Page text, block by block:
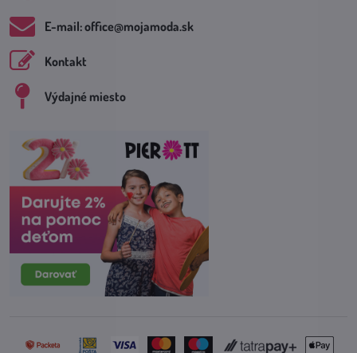
E-mail: office​@mojamoda​.sk
Kontakt
Výdajné miesto